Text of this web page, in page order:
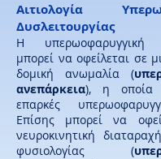
Αιτιολογία
Δυσλειτουργίας
H υπερωοφαρυγγική
μπορεί να οφείλεται σε
δομική ανωμαλία (
ανεπάρκεια), η οποία
επαρκές
Επίσης μπορεί να
νευροκινητική
φυσιολογίας (